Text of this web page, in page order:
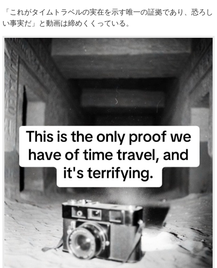
「これがタイムトラベルの実在を示す唯一の証拠であり、恐ろし
い事実だ」と動画は締めくくっている。